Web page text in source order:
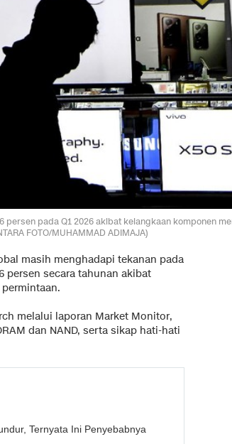
pada Q1 2026 akibat kelangkaan komponen
FOTO/MUHAMMAD ADIMAJA)
masih menghadapi tekanan pada
persen secara tahunan akibat
melalui laporan Market Monitor,
dan NAND, serta sikap hati-hati
Ternyata Ini Penyebabnya